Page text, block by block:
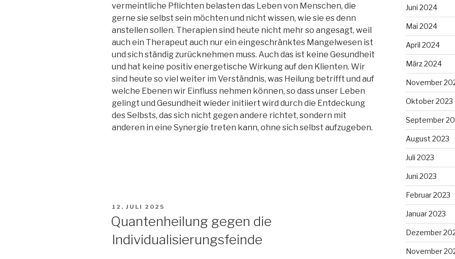
vermeintliche Pflichten belasten das Leben von Menschen, die
gerne sie selbst sein möchten und nicht wissen, wie sie es denn
anstellen sollen. Therapien sind heute nicht mehr so angesagt, weil
auch ein Therapeut auch nur ein eingeschränktes Mangelwesen ist
und sich ständig zurücknehmen muss. Auch das ist keine Gesundheit
und hat keine positiv energetische Wirkung auf den Klienten. Wir
sind heute so viel weiter im Verständnis, was Heilung betrifft und auf
welche Ebenen wir Einfluss nehmen können, so dass unser Leben
gelingt und Gesundheit wieder initiiert wird durch die Entdeckung
des Selbsts, das sich nicht gegen andere richtet, sondern mit
anderen in eine Synergie treten kann, ohne sich selbst aufzugeben.
VERÖFFENTLICHT
12. JULI 2025
Quantenheilung gegen die
Individualisierungsfeinde
Juni 2024
Mai 2024
April 2024
März 2024
November
Oktober 2023
September
August 2023
Juli 2023
Juni 2023
Februar 2023
Januar 2023
Dezember
November